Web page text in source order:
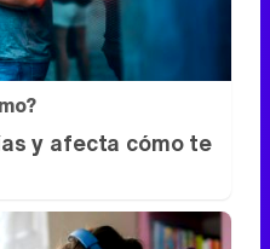
y afecta cómo te